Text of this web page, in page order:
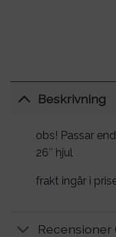
Beskrivning
obs! Passar
26″ hjul
frakt ingår i
Recensioner